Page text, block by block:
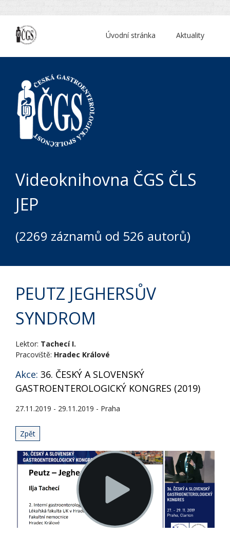
Aktuality
Úvodní stránka
Videoknihovna ČGS ČLS
JEP
(2269 záznamů od 526 autorů)
PEUTZ JEGHERSŮV
SYNDROM
Lektor: Tachecí I.
Pracoviště: Hradec Králové
Akce: 36. ČESKÝ A SLOVENSKÝ
GASTROENTEROLOGICKÝ KONGRES (2019)
27.11.2019 - 29.11.2019 - Praha
Zpět